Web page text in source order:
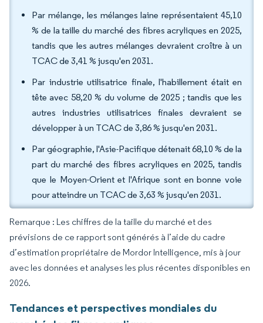
Par mélange, les mélanges laine représentaient 45,10
% de la taille du marché des fibres acryliques en 2025,
tandis que les autres mélanges devraient croître à un
TCAC de 3,41 % jusqu'en 2031.
Par industrie utilisatrice finale, l'habillement était en
tête avec 58,20 % du volume de 2025 ; tandis que les
autres industries utilisatrices finales devraient se
développer à un TCAC de 3,86 % jusqu'en 2031.
Par géographie, l'Asie-Pacifique détenait 68,10 % de la
part du marché des fibres acryliques en 2025, tandis
que le Moyen-Orient et l'Afrique sont en bonne voie
pour atteindre un TCAC de 3,63 % jusqu'en 2031.
Remarque : Les chiffres de la taille du marché et des
prévisions de ce rapport sont générés à l’aide du cadre
d’estimation propriétaire de Mordor Intelligence, mis à jour
avec les données et analyses les plus récentes disponibles en
2026.
Tendances et perspectives mondiales du